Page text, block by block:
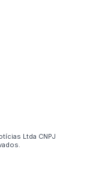
Ltda CNPJ